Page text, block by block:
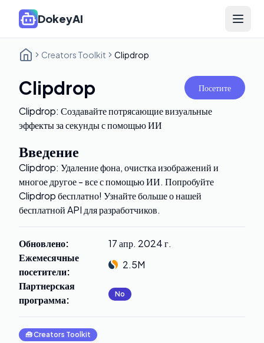
DokeyAI Open
Creators Toolkit Clipdrop
Clipdrop Посетите
Clipdrop: Создавайте потрясающие визуальные
эффекты за секунды с помощью ИИ
Введение
Clipdrop: Удаление фона, очистка изображений и
многое другое - все с помощью ИИ. Попробуйте
Clipdrop бесплатно! Узнайте больше о нашей
бесплатной API для разработчиков.
Обновлено:
17 апр. 2024 г.
Ежемесячные
посетители:
2.5M
Партнерская
программа: No
🧰Creators Toolkit